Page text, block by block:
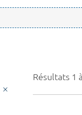
Résultats 1